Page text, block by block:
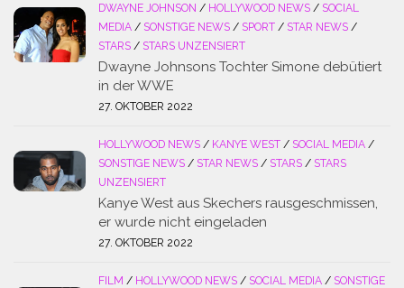
DWAYNE JOHNSON / HOLLYWOOD NEWS / SOCIAL
MEDIA / SONSTIGE NEWS / SPORT / STAR NEWS /
STARS / STARS UNZENSIERT
Dwayne Johnsons Tochter Simone debütiert
in der WWE
27. OKTOBER 2022
HOLLYWOOD NEWS / KANYE WEST / SOCIAL MEDIA /
SONSTIGE NEWS / STAR NEWS / STARS / STARS
UNZENSIERT
Kanye West aus Skechers rausgeschmissen,
er wurde nicht eingeladen
27. OKTOBER 2022
FILM / HOLLYWOOD NEWS / SOCIAL MEDIA / SONSTIGE